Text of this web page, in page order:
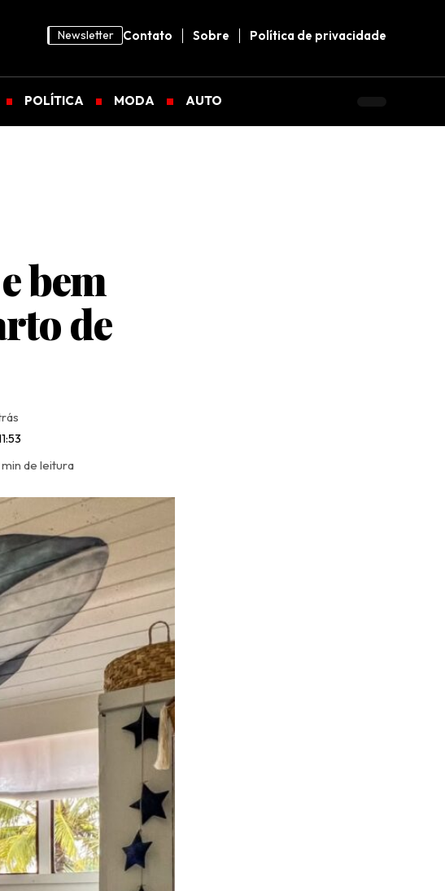
Newsletter Contato Sobre Política de privacidade
POLÍTICA MODA AUTO
bem
de
de leitura